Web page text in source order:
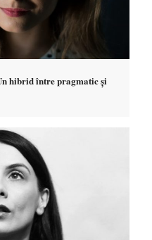
hibrid între pragmatic și